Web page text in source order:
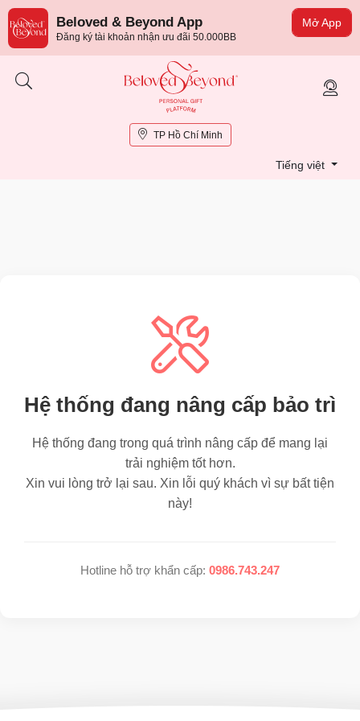
Mở App
Beloved & Beyond App
Đăng ký tài khoản nhận ưu đãi 50.000BB
TP Hồ Chí Minh
Tiếng việt
Hệ thống đang nâng cấp bảo trì
Hệ thống đang trong quá trình nâng cấp để mang lại
trải nghiệm tốt hơn.
Xin vui lòng trở lại sau. Xin lỗi quý khách vì sự bất tiện
này!
Hotline hỗ trợ khẩn cấp: 0986.743.247